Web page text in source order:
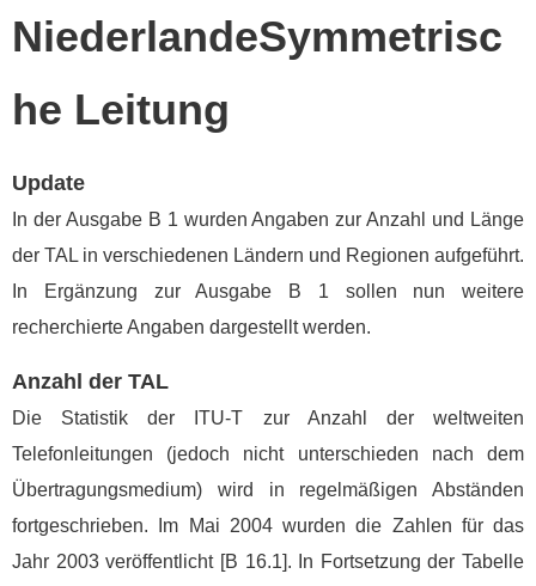
NiederlandeSymmetrisc
he Leitung
Update
In der Ausgabe B 1 wurden Angaben zur Anzahl und Länge
der TAL in verschiedenen Ländern und Regionen aufgeführt.
In Ergänzung zur Ausgabe B 1 sollen nun weitere
recherchierte Angaben dargestelltwerden.
Anzahl der TAL
Die Statistik der ITU-T zur Anzahl der weltweiten
Telefonleitungen (jedoch nicht unterschieden nach dem
Übertragungsmedium) wird in regelmäßigen Abständen
fortgeschrieben. Im Mai 2004 wurden die Zahlen für das
Jahr 2003 veröffentlicht [B 16.1]. In Fortsetzung der Tabelle